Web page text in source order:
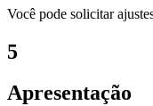
Você pode solicitar
5
Apresentação